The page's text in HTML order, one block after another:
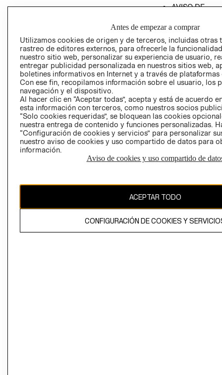
AVISO DE
GIFT CARD
AVISO DE
Perú (S/)
CAMBIAR REGIÓN
propiedad de H&M Hennes & Mauritz AB
Antes de empezar a comprar
Utilizamos cookies de origen y de terceros, incluidas otras
rastreo de editores externos, para ofrecerle la
nuestro sitio web, personalizar su experiencia de usuario,
entregar publicidad personalizada en nuestros sitios web,
boletines informativos en Internet y a través de plataformas
Con ese fin, recopilamos información sobre el usuario, los
navegación y el dispositivo.
Al hacer clic en “Aceptar todas”, acepta y está de acuerdo
esta información con terceros, como nuestros socios
“Solo cookies requeridas”, se bloquean las cookies
nuestra entrega de contenido y funciones personalizadas.
“Configuración de cookies y servicios” para personalizar
nuestro aviso de cookies y uso compartido de datos para
información.
Aviso de cookies y uso compartido de
ACEPTAR TODO
CONFIGURACIÓN DE COOKIES Y